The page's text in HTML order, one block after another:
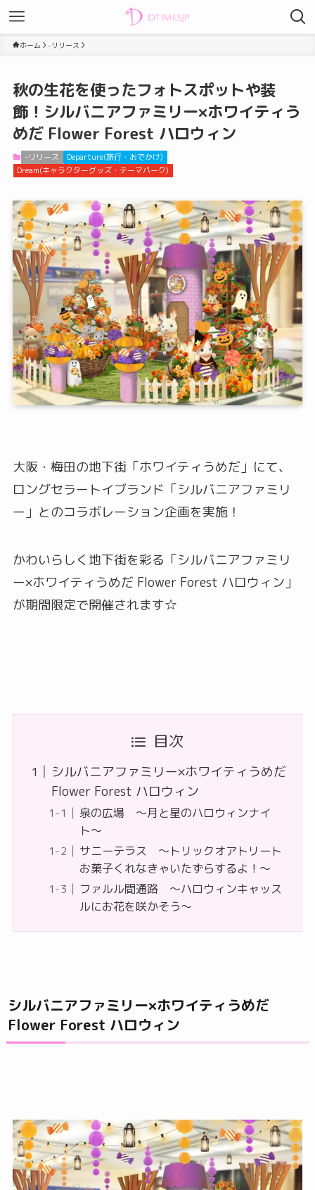
ホーム -リリース
秋の生花を使ったフォトスポットや装
飾！シルバニアファミリー×ホワイティう
めだ Flower Forest ハロウィン
-リリース
Departure(旅行・おでかけ)
Dream(キャラクターグッズ・テーマパーク)
大阪・梅田の地下街「ホワイティうめだ」にて、
ロングセラートイブランド「シルバニアファミリ
ー」とのコラボレーション企画を実施！
かわいらしく地下街を彩る「シルバニアファミリ
ー×ホワイティうめだ Flower Forest ハロウィン」
が期間限定で開催されます☆
目次
シルバニアファミリー×ホワイティうめだ
Flower Forest ハロウィン
泉の広場 〜月と星のハロウィンナイ
ト〜
サニーテラス 〜トリックオアトリート
お菓子くれなきゃいたずらするよ！〜
ファルル間通路 〜ハロウィンキャッス
ルにお花を咲かそう〜
シルバニアファミリー×ホワイティうめだ
Flower Forest ハロウィン